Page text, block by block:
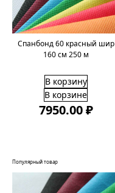
Спанбонд 60 красный шир
160 см 250 м
В корзину
В корзине
7950.00 ₽
Популярный товар